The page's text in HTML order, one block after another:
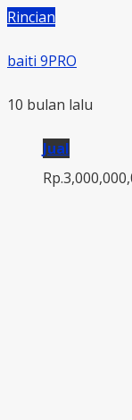
Rincian
baiti 9PRO
10 bulan lalu
Jual